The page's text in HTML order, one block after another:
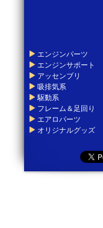
エンジンパーツ
エンジンサポート
アッセンブリ
吸排気系
駆動系
フレーム＆足回り
エアロパーツ
オリジナルグッズ